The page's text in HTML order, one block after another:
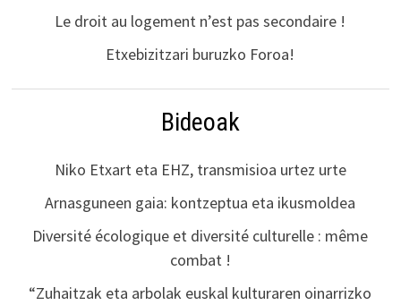
Le droit au logement n’est pas secondaire !
Etxebizitzari buruzko Foroa!
Bideoak
Niko Etxart eta EHZ, transmisioa urtez urte
Arnasguneen gaia: kontzeptua eta ikusmoldea
Diversité écologique et diversité culturelle : même
combat !
“Zuhaitzak eta arbolak euskal kulturaren oinarrizko